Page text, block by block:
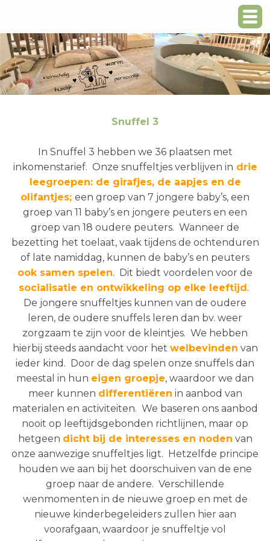
Snuffel 3
In Snuffel 3 hebben we 36 plaatsen met
inkomenstarief. Onze snuffeltjes verblijven in drie
leegroepen: de girafjes, de aapjes en de
olifantjes; een groep van 7 jongere baby’s, een
groep van 11 baby’s en jongere peuters en een
groep van 18 oudere peuters. Wanneer de
bezetting het toelaat, vaak tijdens de ochtenduren
of late namiddag, kunnen de baby’s en peuters
ook samen spelen. Dit biedt voordelen voor de
socialisatie en ontwikkeling op elke leeftijd.
De jongere snuffeltjes kunnen van de oudere
leren, de oudere snuffels leren dan bv. weer
zorgzaam te zijn voor de kleintjes. We hebben
hierbij steeds aandacht voor het welbevinden van
ieder kind. Door de dag spelen onze snuffels dan
meestal in hun eigen groepje, waardoor we dan
meer kunnen differentiëren in aanbod van
materialen en activiteiten. We baseren ons aanbod
nooit op leeftijdsgebonden richtlijnen, maar op
hetgeen dicht bij de interesses en noden van
onze aanwezige snuffeltjes ligt. Hetzelfde principe
houden we aan bij het doorschuiven van de ene
groep naar de andere. Verschillende
wenmomenten in de nieuwe groep en met de
nieuwe kinderbegeleiders zullen hier aan
voorafgaan, waardoor je snuffeltje vol